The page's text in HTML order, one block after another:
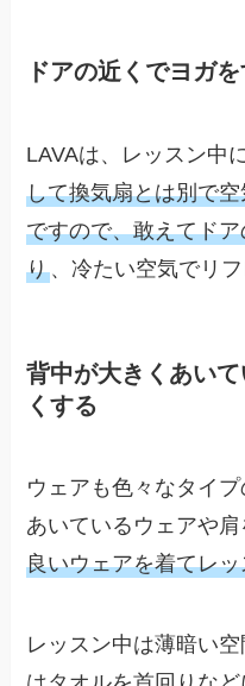
ドアの近くでヨガ
LAVAは、レッスン中
して換気扇とは別で
ですので、敢えてド
り、冷たい空気でリ
背中が大きくあい
くする
ウェアも色々なタイ
あいているウェアや
良いウェアを着てレ
レッスン中は薄暗い